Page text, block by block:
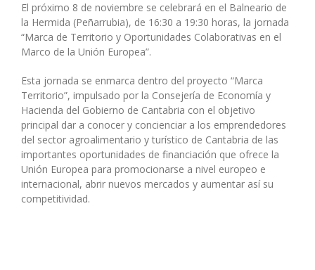
El próximo 8 de noviembre se celebrará en el Balneario de
la Hermida (Peñarrubia), de 16:30 a 19:30 horas, la jornada
“Marca de Territorio y Oportunidades Colaborativas en el
Marco de la Unión Europea”.
Esta jornada se enmarca dentro del proyecto “Marca
Territorio”, impulsado por la Consejería de Economía y
Hacienda del Gobierno de Cantabria con el objetivo
principal dar a conocer y concienciar a los emprendedores
del sector agroalimentario y turístico de Cantabria de las
importantes oportunidades de financiación que ofrece la
Unión Europea para promocionarse a nivel europeo e
internacional, abrir nuevos mercados y aumentar así su
competitividad.